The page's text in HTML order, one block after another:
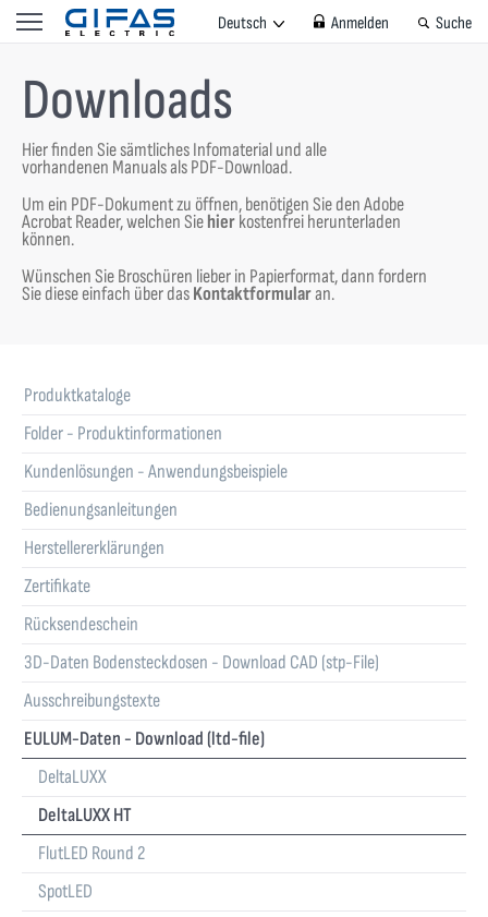
Deutsch Anmelden Suche
Downloads
Hier finden Sie sämtliches Infomaterial und alle
vorhandenen Manuals als PDF-Download.
Um ein PDF-Dokument zu öffnen, benötigen Sie den Adobe
Acrobat Reader, welchen Siehierkostenfrei herunterladen
können.
Wünschen Sie Broschüren lieber in Papierformat, dann fordern
Sie diese einfach über dasKontaktformularan.
Produktkataloge
Folder - Produktinformationen
Kundenlösungen - Anwendungsbeispiele
Bedienungsanleitungen
Herstellererklärungen
Zertifikate
Rücksendeschein
3D-Daten Bodensteckdosen - Download CAD (stp-File)
Ausschreibungstexte
EULUM-Daten - Download (ltd-file)
DeltaLUXX
DeltaLUXX HT
FlutLED Round 2
SpotLED